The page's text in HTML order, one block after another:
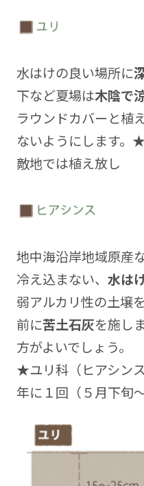
水はけの良い場所に
下など夏場は木陰で
ラウンドカバーと植
ないようにします
敵地では植え放し
地中海沿岸地域原産
冷え込まない、 水は
弱アルカリ性の土壌
前に苦土石灰を施し
方がよいでしょう。
★ユリ科（ヒアシ
年に１回（５月下旬～